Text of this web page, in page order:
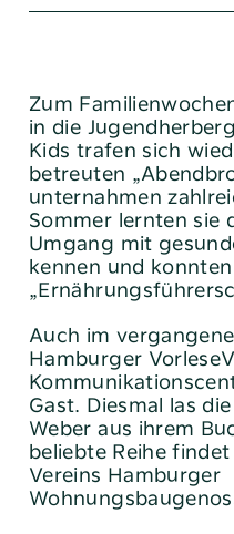
Zum
in die
Kids trafen sich
betreuten
unternahmen
Sommer lernten sie
Umgang mit
kennen und
Auch im
Hamburger
Gast. Diesmal las
Weber aus ihrem
­beliebte Reihe
Vereins Hamburger